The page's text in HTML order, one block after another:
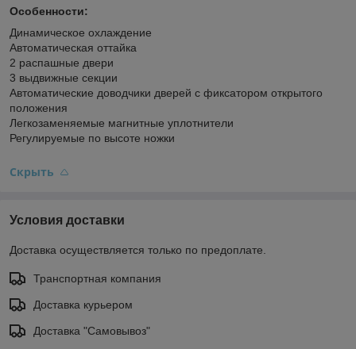
Особенности:
Динамическое охлаждение
Автоматическая оттайка
2 распашные двери
3 выдвижные секции
Автоматические доводчики дверей с фиксатором открытого
положения
Легкозаменяемые магнитные уплотнители
Регулируемые по высоте ножки
Скрыть
Условия доставки
Доставка осуществляется только по предоплате.
Транспортная компания
Доставка курьером
Доставка "Самовывоз"